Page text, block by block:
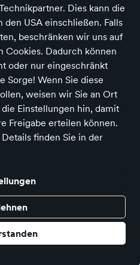
Dies kann die
USA einschließen. Falls
beschränken wir uns auf
Dadurch können
oder nur eingeschränkt
Sorge! Wenn Sie diese
weisen wir Sie an Ort
Einstellungen hin, damit
Freigabe erteilen können.
finden Sie in der
Angebote
Lässig
Edelstahl Kinder Trinkflasche
500 ml - Happy Trails, Blume